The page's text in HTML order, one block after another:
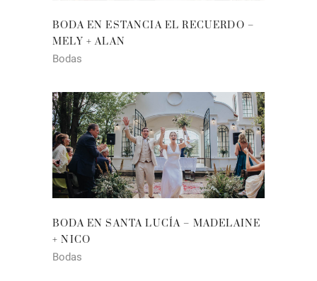
BODA EN ESTANCIA EL RECUERDO –
MELY + ALAN
Bodas
BODA EN SANTA LUCÍA – MADELAINE
+ NICO
Bodas